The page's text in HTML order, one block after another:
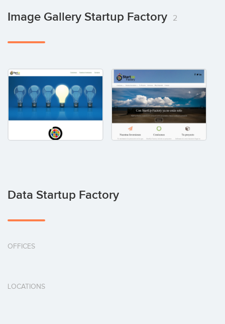
Image Gallery Startup Factory 2
Data Startup Factory
OFFICES
LOCATIONS